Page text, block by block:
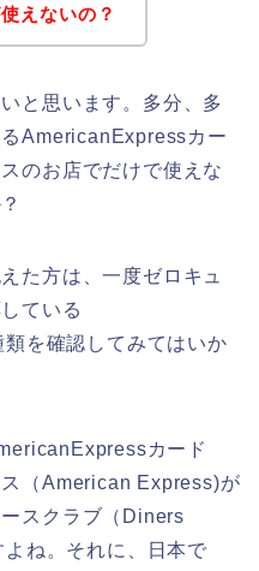
えないの？
と思います。多分、多
AmericanExpressカー
のお店でだけで使えな
た方は、一度ゼロキュ
ている
を確認してみてはいか
カード
（American Express)が
スクラブ（Diners
ね。それに、日本で